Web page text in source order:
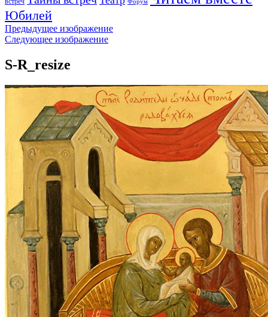
Форум
Юбилей
Предыдущее изображение
Следующее изображение
S-R_resize